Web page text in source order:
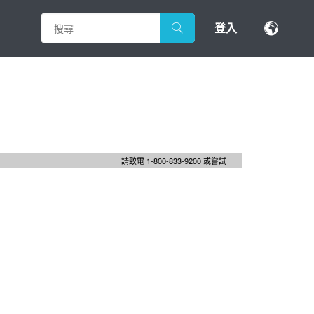
登入
請致電 1-800-833-9200 或嘗試